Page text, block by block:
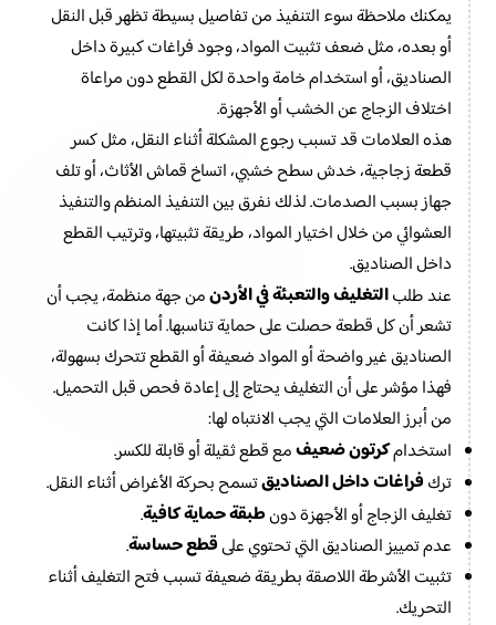
يمكنك ملاحظة سوء التنفيذ من تفاصيل بسيطة تظهر قبل النقل
أو بعده، مثل ضعف تثبيت المواد، وجود فراغات كبيرة داخل
الصناديق، أو استخدام خامة واحدة لكل القطع دون مراعاة
اختلاف الزجاج عن الخشب أو الأجهزة.
هذه العلامات قد تسبب رجوع المشكلة أثناء النقل، مثل كسر
قطعة زجاجية، خدش سطح خشبي، اتساخ قماش الأثاث، أو تلف
جهاز بسبب الصدمات. لذلك نفرق بين التنفيذ المنظم والتنفيذ
العشوائي من خلال اختيار المواد، طريقة تثبيتها، وترتيب القطع
داخل الصناديق.
عند طلبالتغليف والتعبئة في الأردنمن جهة منظمة، يجب أن
تشعر أن كل قطعة حصلت على حماية تناسبها. أما إذا كانت
الصناديق غير واضحة أو المواد ضعيفة أو القطع تتحرك بسهولة،
فهذا مؤشر على أن التغليف يحتاج إلى إعادة فحص قبل التحميل.
من أبرز العلامات التي يجب الانتباه لها:
استخدامكرتون ضعيفمع قطع ثقيلة أو قابلة للكسر.
تركفراغات داخل الصناديقتسمح بحركة الأغراض أثناء النقل.
تغليف الزجاج أو الأجهزة دونطبقة حماية كافية.
عدم تمييز الصناديق التي تحتوي علىقطع حساسة.
تثبيت الأشرطة اللاصقة بطريقة ضعيفة تسبب فتح التغليف أثناء
التحريك.